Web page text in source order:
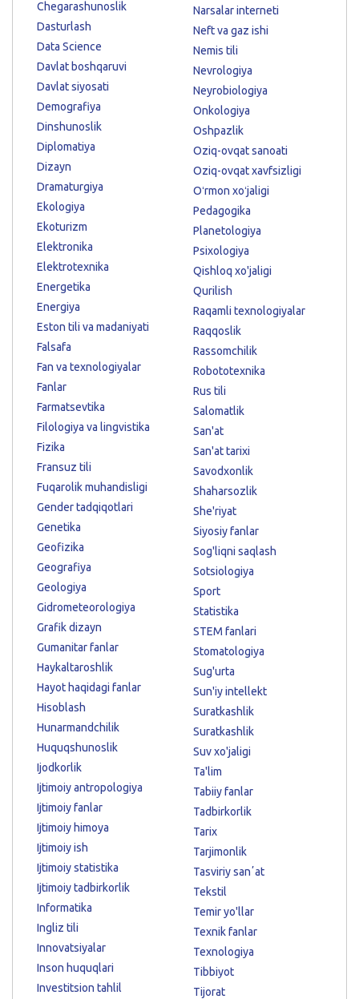
Chegarashunoslik
Dasturlash
Data Science
Davlat boshqaruvi
Davlat siyosati
Demografiya
Dinshunoslik
Diplomatiya
Dizayn
Dramaturgiya
Ekologiya
Ekoturizm
Elektronika
Elektrotexnika
Energetika
Energiya
Eston tili va madaniyati
Falsafa
Fan va texnologiyalar
Fanlar
Farmatsevtika
Filologiya va lingvistika
Fizika
Fransuz tili
Fuqarolik muhandisligi
Gender tadqiqotlari
Genetika
Geofizika
Geografiya
Geologiya
Gidrometeorologiya
Grafik dizayn
Gumanitar fanlar
Haykaltaroshlik
Hayot haqidagi fanlar
Hisoblash
Hunarmandchilik
Huquqshunoslik
Ijodkorlik
Ijtimoiy antropologiya
Ijtimoiy fanlar
Ijtimoiy himoya
Ijtimoiy ish
Ijtimoiy statistika
Ijtimoiy tadbirkorlik
Informatika
Ingliz tili
Innovatsiyalar
Inson huquqlari
Investitsion tahlil
Narsalar interneti
Neft va gaz ishi
Nemis tili
Nevrologiya
Neyrobiologiya
Onkologiya
Oshpazlik
Oziq-ovqat sanoati
Oziq-ovqat xavfsizligi
Oʻrmon xoʻjaligi
Pedagogika
Planetologiya
Psixologiya
Qishloq xo'jaligi
Qurilish
Raqamli texnologiyalar
Raqqoslik
Rassomchilik
Robototexnika
Rus tili
Salomatlik
San'at
San'at tarixi
Savodxonlik
Shaharsozlik
She'riyat
Siyosiy fanlar
Sog'liqni saqlash
Sotsiologiya
Sport
Statistika
STEM fanlari
Stomatologiya
Sug'urta
Sun'iy intellekt
Suratkashlik
Suratkashlik
Suv xo'jaligi
Ta'lim
Tabiiy fanlar
Tadbirkorlik
Tarix
Tarjimonlik
Tasviriy sanʼat
Tekstil
Temir yo'llar
Texnik fanlar
Texnologiya
Tibbiyot
Tijorat